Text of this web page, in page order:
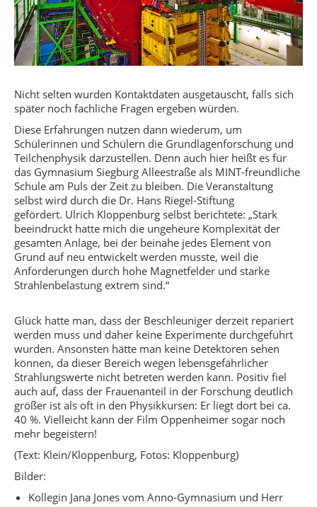
Nicht selten wurden Kontaktdaten ausgetauscht, falls sich
später noch fachliche Fragen ergeben würden.
Diese Erfahrungen nutzen dann wiederum, um
Schülerinnen und Schülern die Grundlagenforschung und
Teilchenphysik darzustellen. Denn auch hier heißt es für
das Gymnasium Siegburg Alleestraße als MINT-freundliche
Schule am Puls der Zeit zu bleiben. Die Veranstaltung
selbst wird durch die Dr. Hans Riegel-Stiftung
gefördert. Ulrich Kloppenburg selbst berichtete: „Stark
beeindruckt hatte mich die ungeheure Komplexität der
gesamten Anlage, bei der beinahe jedes Element von
Grund auf neu entwickelt werden musste, weil die
Anforderungen durch hohe Magnetfelder und starke
Strahlenbelastung extrem sind.“
Glück hatte man, dass der Beschleuniger derzeit repariert
werden muss und daher keine Experimente durchgeführt
wurden. Ansonsten hätte man keine Detektoren sehen
können, da dieser Bereich wegen lebensgefährlicher
Strahlungswerte nicht betreten werden kann. Positiv fiel
auch auf, dass der Frauenanteil in der Forschung deutlich
größer ist als oft in den Physikkursen: Er liegt dort bei ca.
40 %. Vielleicht kann der Film Oppenheimer sogar noch
mehr begeistern!
(Text: Klein/Kloppenburg, Fotos: Kloppenburg)
Bilder:
Kollegin Jana Jones vom Anno-Gymnasium und Herr